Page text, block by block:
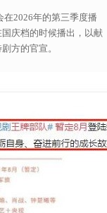
2026年的第三季度播
庆档的时候播出，以献
方的官宣。